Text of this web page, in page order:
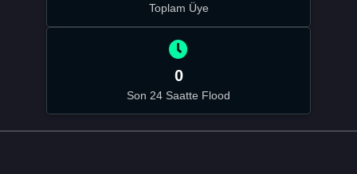
Toplam Üye
0
Son 24 Saatte Flood